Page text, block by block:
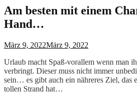
Am besten mit einem
Hand…
Posted
März 9, 2022März 9, 2022
Urlaub macht Spaß-vorallem wenn man
verbringt. Dieser muss nicht immer
sein… es gibt auch ein nähreres Ziel, das
tollen Strand hat…